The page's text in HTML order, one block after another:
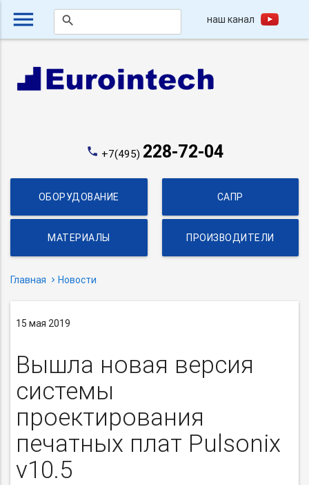
menu search наш канал
phone +7(495) 228-72-04
ОБОРУДОВАНИЕ САПР
МАТЕРИАЛЫ ПРОИЗВОДИТЕЛИ
Главная Новости
15 мая 2019
Вышла новая версия
системы
проектирования
печатных плат Pulsonix
v10.5